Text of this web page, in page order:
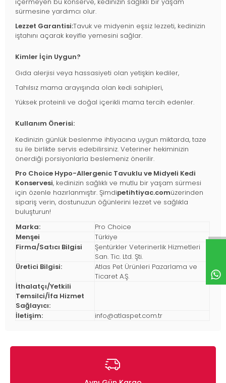
içermeyen bu konserve, kedinizin sağlıklı bir yaşam
sürmesine yardımcı olur.
Lezzet Garantisi:Tavuk ve midyenin eşsiz lezzeti, kedinizin
iştahını açarak keyifle yemesini sağlar.
Kimler İçin Uygun?
Gıda alerjisi veya hassasiyeti olan yetişkin kediler,
Tahılsız mama arayışında olan kedi sahipleri,
Yüksek proteinli ve doğal içerikli mama tercih edenler.
Kullanım Önerisi:
Kedinizin günlük beslenme ihtiyacına uygun miktarda, taze
su ile birlikte servis edebilirsiniz. Veteriner hekiminizin
önerdiği porsiyonlarla beslemeniz önerilir.
Pro Choice Hypo-Allergenic Tavuklu ve Midyeli Kedi
Konservesi, kedinizin sağlıklı ve mutlu bir yaşam sürmesi
için özenle hazırlanmıştır. Şimdipetihtiyac.comüzerinden
sipariş verin, dostunuzun öğünlerini lezzet ve sağlıkla
buluşturun!
Marka:
Pro Choice
Menşei
Türkiye
Firma/Satıcı Bilgisi
Şentürkler Veterinerlik Hizmetleri
San. Tic. Ltd. Şti.
Üretici Bilgisi:
Atlas Pet Ürünleri Pazarlama ve
Ticaret A.Ş.
İthalatçı/Yetkili
Temsilci/İfa Hizmet
Sağlayıcı:
İletişim:
info@atlaspet.com.tr